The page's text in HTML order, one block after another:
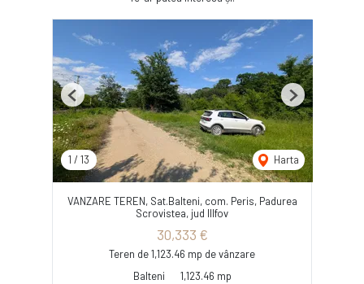
1 / 13 Harta
Previous Next
VANZARE TEREN, Sat.Balteni, com. Peris, Padurea
Scrovistea, jud IIlfov
30,333 €
Teren de 1,123.46 mp de vânzare
Balteni
1,123.46 mp